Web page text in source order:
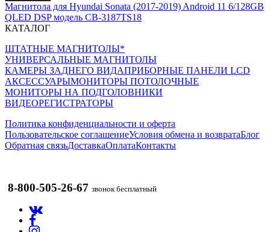
Магнитола для Hyundai Sonata (2017-2019) Android 11 6/128GB
QLED DSP модель CB-3187TS18
КАТАЛОГ
ШТАТНЫЕ МАГНИТОЛЫ*
УНИВЕРСАЛЬНЫЕ МАГНИТОЛЫ
КАМЕРЫ ЗАДНЕГО ВИДАПРИБОРНЫЕ ПАНЕЛИ LCD
АКСЕССУАРЫМОНИТОРЫ ПОТОЛОЧНЫЕ
МОНИТОРЫ НА ПОДГОЛОВНИКИ
ВИДЕОРЕГИСТРАТОРЫ
Политика конфиденциальности и оферта
Пользовательское соглашениеУсловия обмена и возвратаБлог
Обратная связьДоставкаОплатаКонтакты
8-800-505-26-67 звонок бесплатный